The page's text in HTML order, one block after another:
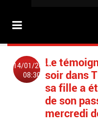
14/01/2023
08:30
Le
soir dans
sa fille a
de son
mercredi